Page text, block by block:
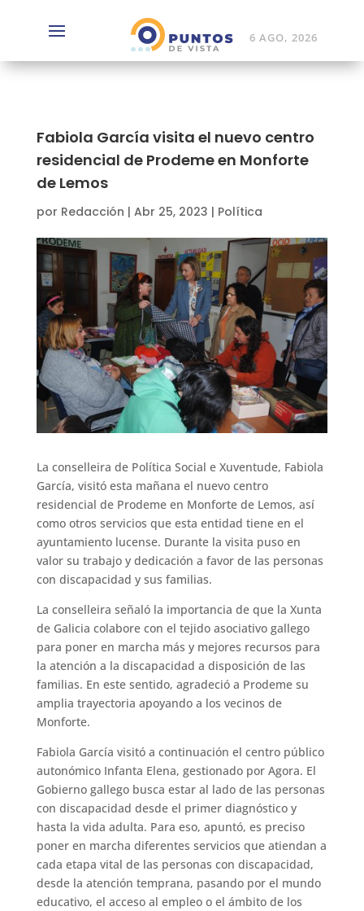
6 AGO, 2026
Fabiola García visita el nuevo centro
residencial de Prodeme en Monforte
de Lemos
por Redacción | Abr 25, 2023 | Política
La conselleira de Política Social e Xuventude, Fabiola
García, visitó esta mañana el nuevo centro
residencial de Prodeme en Monforte de Lemos, así
como otros servicios que esta entidad tiene en el
ayuntamiento lucense. Durante la visita puso en
valor su trabajo y dedicación a favor de las personas
con discapacidad y sus familias.
La conselleira señaló la importancia de que la Xunta
de Galicia colabore con el tejido asociativo gallego
para poner en marcha más y mejores recursos para
la atención a la discapacidad a disposición de las
familias. En este sentido, agradeció a Prodeme su
amplia trayectoria apoyando a los vecinos de
Monforte.
Fabiola García visitó a continuación el centro público
autonómico Infanta Elena, gestionado por Agora. El
Gobierno gallego busca estar al lado de las personas
con discapacidad desde el primer diagnóstico y
hasta la vida adulta. Para eso, apuntó, es preciso
poner en marcha diferentes servicios que atiendan a
cada etapa vital de las personas con discapacidad,
desde la atención temprana, pasando por el mundo
educativo, el acceso al empleo o el ámbito de los